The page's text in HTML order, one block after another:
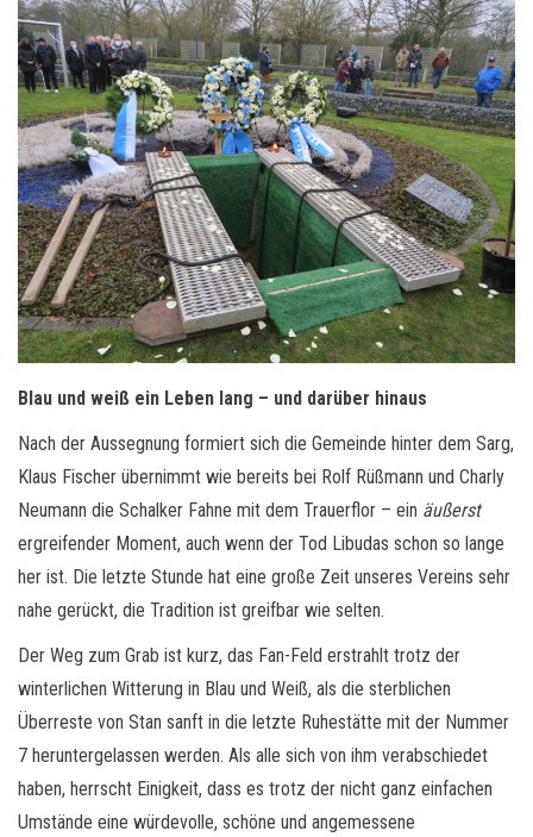
Blau und weiß ein Leben lang – und darüber hinaus
Nach der Aussegnung formiert sich die Gemeinde hinter dem Sarg,
Klaus Fischer übernimmt wie bereits bei Rolf Rüßmann und Charly
Neumann die Schalker Fahne mit dem Trauerflor – ein äußerst
ergreifender Moment, auch wenn der Tod Libudas schon so lange
her ist. Die letzte Stunde hat eine große Zeit unseres Vereins sehr
nahe gerückt, die Tradition ist greifbar wie selten.
Der Weg zum Grab ist kurz, das Fan-Feld erstrahlt trotz der
winterlichen Witterung in Blau und Weiß, als die sterblichen
Überreste von Stan sanft in die letzte Ruhestätte mit der Nummer
7 heruntergelassen werden. Als alle sich von ihm verabschiedet
haben, herrscht Einigkeit, dass es trotz der nicht ganz einfachen
Umstände eine würdevolle, schöne und angemessene